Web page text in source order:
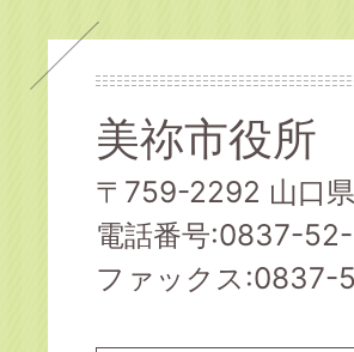
美祢市役所
〒759-2292 山口
電話番号:0837-52-
ファックス:0837-